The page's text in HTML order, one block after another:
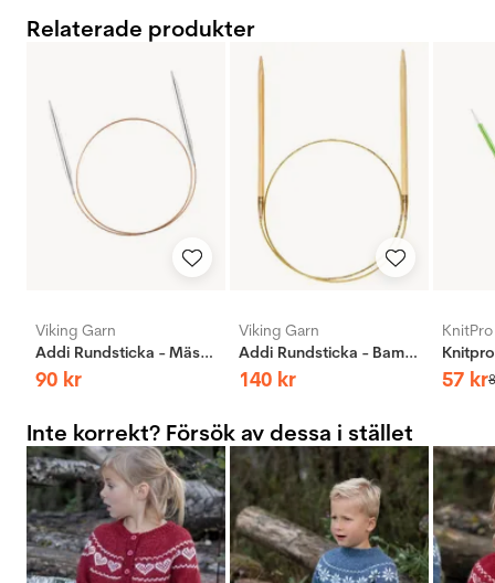
Relaterade produkter
Viking Garn
Addi Rundsticka - Mässing
90 kr
Viking Garn
Addi Rundsticka - Bambus
140 kr
KnitPro
57 kr
Inte korrekt? Försök av dessa i stället